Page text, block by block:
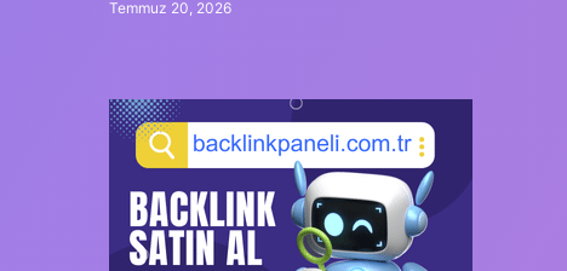
Temmuz 20, 2026